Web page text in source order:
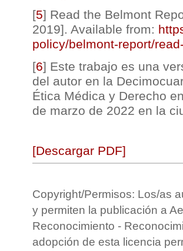
[5] Read the Belmont
2019]. Available from:
policy/belmont-report/
[6] Este trabajo es una
del autor en la
Ética Médica y Derecho
de marzo de 2022 en la
[Descargar PDF]
Copyright/Permisos: Los/as
y permiten la publicación a
Reconocimiento -
adopción de esta licencia